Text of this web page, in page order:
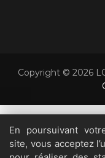
En visitant notre site,
concernant les
Copyright © 2026
En poursuivant
site, vous acceptez